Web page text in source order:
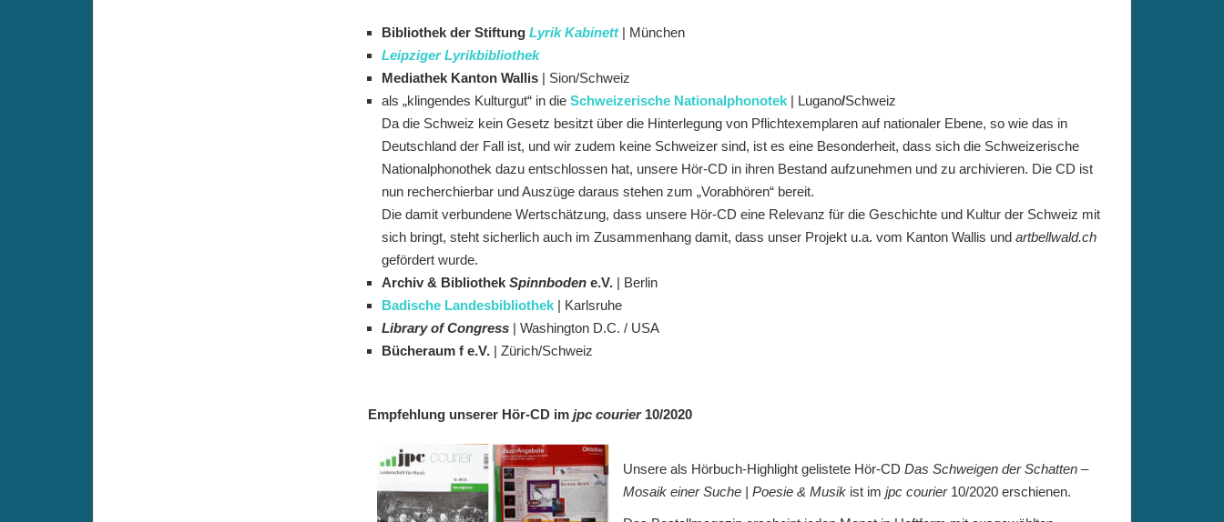
Bibliothek der Stiftung Lyrik Kabinett | München
Leipziger Lyrikbibliothek
Mediathek Kanton Wallis | Sion/Schweiz
als „klingendes Kulturgut“ in die Schweizerische Nationalphonotek | Lugano/Schweiz
Da die Schweiz kein Gesetz besitzt über die Hinterlegung von Pflichtexemplaren auf nationaler Ebene, so wie das in
Deutschland der Fall ist, und wir zudem keine Schweizer sind, ist es eine Besonderheit, dass sich die Schweizerische
Nationalphonothek dazu entschlossen hat, unsere Hör-CD in ihren Bestand aufzunehmen und zu archivieren. Die CD ist
nun recherchierbar und Auszüge daraus stehen zum „Vorabhören“ bereit.
Die damit verbundene Wertschätzung, dass unsere Hör-CD eine Relevanz für die Geschichte und Kultur der Schweiz mit
sich bringt, steht sicherlich auch im Zusammenhang damit, dass unser Projekt u.a. vom Kanton Wallis und artbellwald.ch
gefördert wurde.
Archiv & Bibliothek Spinnboden e.V.| Berlin
Badische Landesbibliothek| Karlsruhe
Library of Congress | Washington D.C. / USA
Bücheraum f e.V.| Zürich/Schweiz
Empfehlung unserer Hör-CD im jpc courier10/2020
Unsere als Hörbuch-Highlight gelistete Hör-CD Das Schweigen der Schatten –
Mosaik einer Suche | Poesie & Musikist im jpc courier10/2020 erschienen.